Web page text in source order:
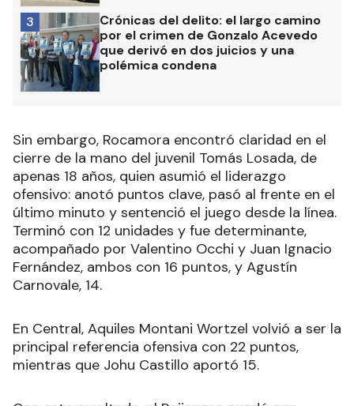
Crónicas del delito: el largo camino
por el crimen de Gonzalo Acevedo
que derivó en dos juicios y una
polémica condena
3
Sin embargo, Rocamora encontró claridad en el
cierre de la mano del juvenil Tomás Losada, de
apenas 18 años, quien asumió el liderazgo
ofensivo: anotó puntos clave, pasó al frente en el
último minuto y sentenció el juego desde la línea.
Terminó con 12 unidades y fue determinante,
acompañado por Valentino Occhi y Juan Ignacio
Fernández, ambos con 16 puntos, y Agustín
Carnovale, 14.
En Central, Aquiles Montani Wortzel volvió a ser la
principal referencia ofensiva con 22 puntos,
mientras que Johu Castillo aportó 15.